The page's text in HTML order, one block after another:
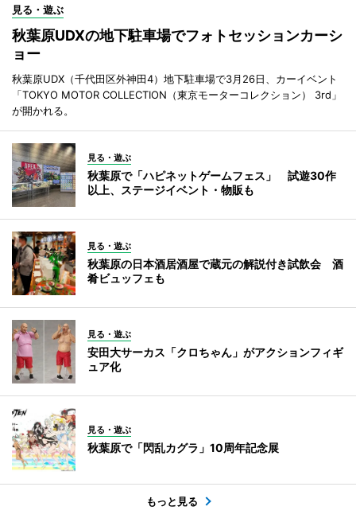
見る・遊ぶ
秋葉原UDXの地下駐車場でフォトセッションカーシ
ョー
秋葉原UDX（千代田区外神田4）地下駐車場で3月26日、カーイベント
「TOKYO MOTOR COLLECTION（東京モーターコレクション） 3rd」
が開かれる。
見る・遊ぶ
秋葉原で「ハピネットゲームフェス」 試遊30作
以上、ステージイベント・物販も
見る・遊ぶ
秋葉原の日本酒居酒屋で蔵元の解説付き試飲会 酒
肴ビュッフェも
見る・遊ぶ
安田大サーカス「クロちゃん」がアクションフィギ
ュア化
見る・遊ぶ
秋葉原で「閃乱カグラ」10周年記念展
もっと見る